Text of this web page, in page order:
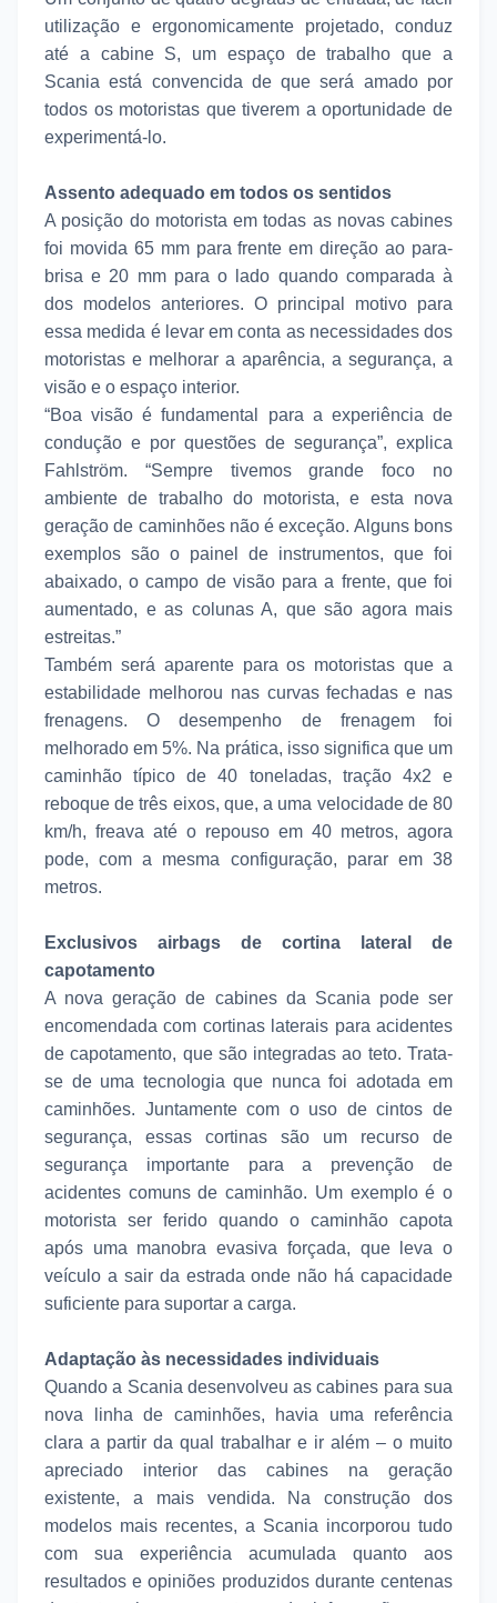
utilização e ergonomicamente projetado, conduz
até a cabine S, um espaço de trabalho que a
Scania está convencida de que será amado por
todos os motoristas que tiverem a oportunidade de
experimentá-lo.
Assento adequado em todos os sentidos
A posição do motorista em todas as novas cabines
foi movida 65 mm para frente em direção ao para-
brisa e 20 mm para o lado quando comparada à
dos modelos anteriores. O principal motivo para
essa medida é levar em conta as necessidades dos
motoristas e melhorar a aparência, a segurança, a
visão e o espaço interior.
“Boa visão é fundamental para a experiência de
condução e por questões de segurança”, explica
Fahlström. “Sempre tivemos grande foco no
ambiente de trabalho do motorista, e esta nova
geração de caminhões não é exceção. Alguns bons
exemplos são o painel de instrumentos, que foi
abaixado, o campo de visão para a frente, que foi
aumentado, e as colunas A, que são agora mais
estreitas.”
Também será aparente para os motoristas que a
estabilidade melhorou nas curvas fechadas e nas
frenagens. O desempenho de frenagem foi
melhorado em 5%. Na prática, isso significa que um
caminhão típico de 40 toneladas, tração 4x2 e
reboque de três eixos, que, a uma velocidade de 80
km/h, freava até o repouso em 40 metros, agora
pode, com a mesma configuração, parar em 38
metros.
Exclusivos airbags de cortina lateral de
capotamento
A nova geração de cabines da Scania pode ser
encomendada com cortinas laterais para acidentes
de capotamento, que são integradas ao teto. Trata-
se de uma tecnologia que nunca foi adotada em
caminhões. Juntamente com o uso de cintos de
segurança, essas cortinas são um recurso de
segurança importante para a prevenção de
acidentes comuns de caminhão. Um exemplo é o
motorista ser ferido quando o caminhão capota
após uma manobra evasiva forçada, que leva o
veículo a sair da estrada onde não há capacidade
suficiente para suportar a carga.
Adaptação às necessidades individuais
Quando a Scania desenvolveu as cabines para sua
nova linha de caminhões, havia uma referência
clara a partir da qual trabalhar e ir além – o muito
apreciado interior das cabines na geração
existente, a mais vendida. Na construção dos
modelos mais recentes, a Scania incorporou tudo
com sua experiência acumulada quanto aos
resultados e opiniões produzidos durante centenas